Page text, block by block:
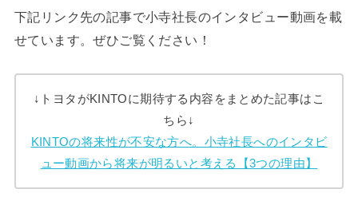
下記リンク先の記事で小寺社長のインタビュー動画を載
せています。ぜひご覧ください！
↓トヨタがKINTOに期待する内容をまとめた記事はこ
ちら↓
KINTOの将来性が不安な方へ。小寺社長へのインタビ
ュー動画から将来が明るいと考える【3つの理由】